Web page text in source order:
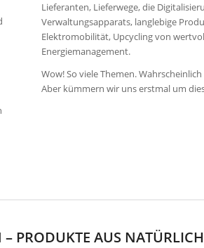
Lieferanten, Lieferwege, die
Verwaltungsapparats, langlebige
Elektromobilität, Upcycling von
Energiemanagement.
Wow! So viele Themen.
Aber kümmern wir uns erstmal um
PRODUKTE AUS